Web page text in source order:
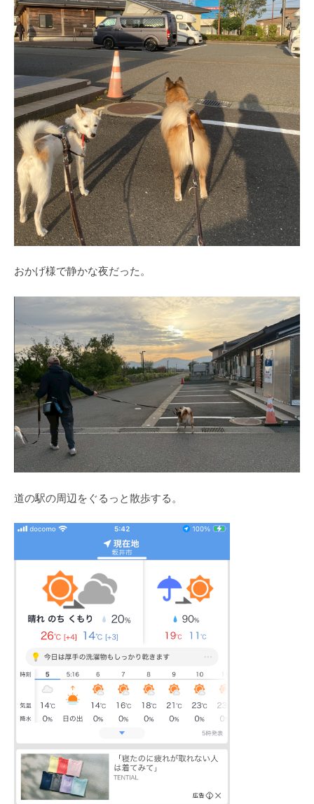
おかげ様で静かな夜だった。
道の駅の周辺をぐるっと散歩する。